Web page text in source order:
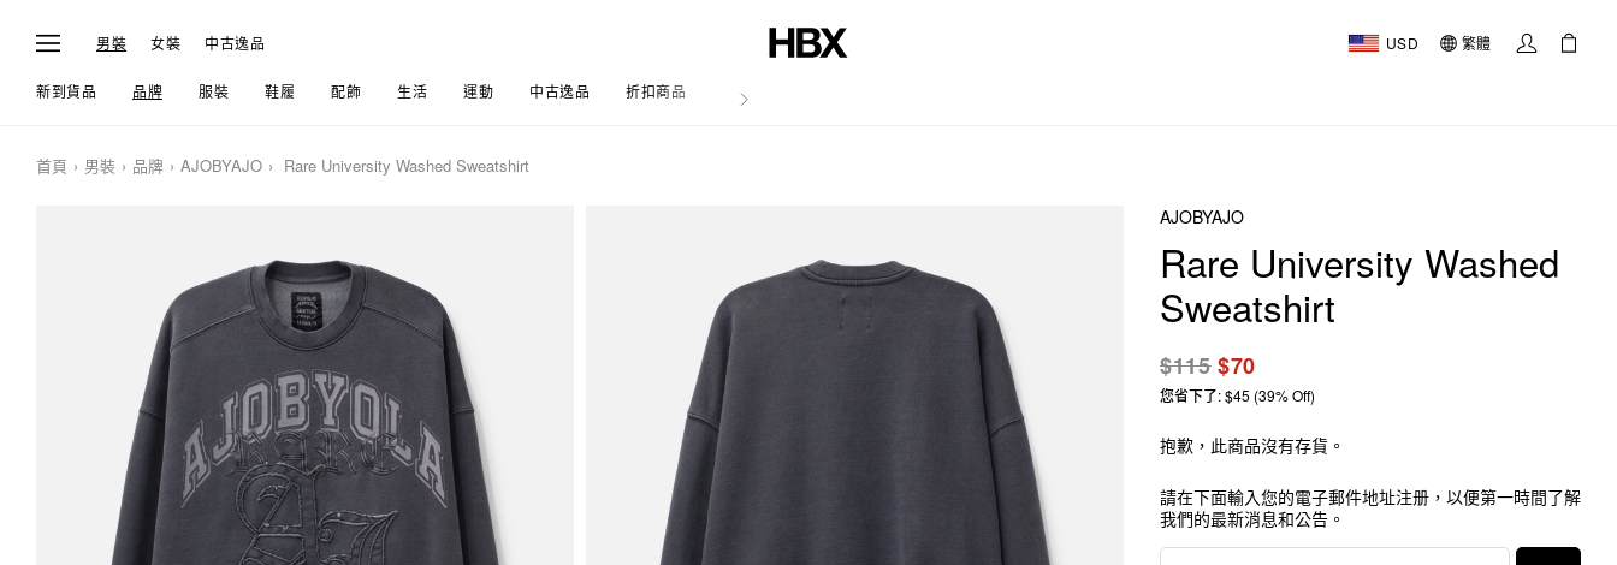
男裝 女裝 中古逸品 USD 繁體
新到貨品 品牌 服裝 鞋履 配飾 生活 運動 中古逸品 折扣商品 文章
首頁 男裝 品牌 AJOBYAJO Rare University Washed Sweatshirt
AJOBYAJO
Rare University Washed
Sweatshirt
$115$70
您省下了: $45 (39% Off)
抱歉，此商品沒有存貨。
請在下面輸入您的電子郵件地址注册，以便第一時間了解
我們的最新消息和公告。